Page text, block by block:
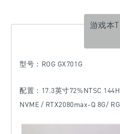
游戏本
型号 ：ROG GX701G
配置：17.3英寸72%NTSC
NVME / RTX2080max-Q 8G/